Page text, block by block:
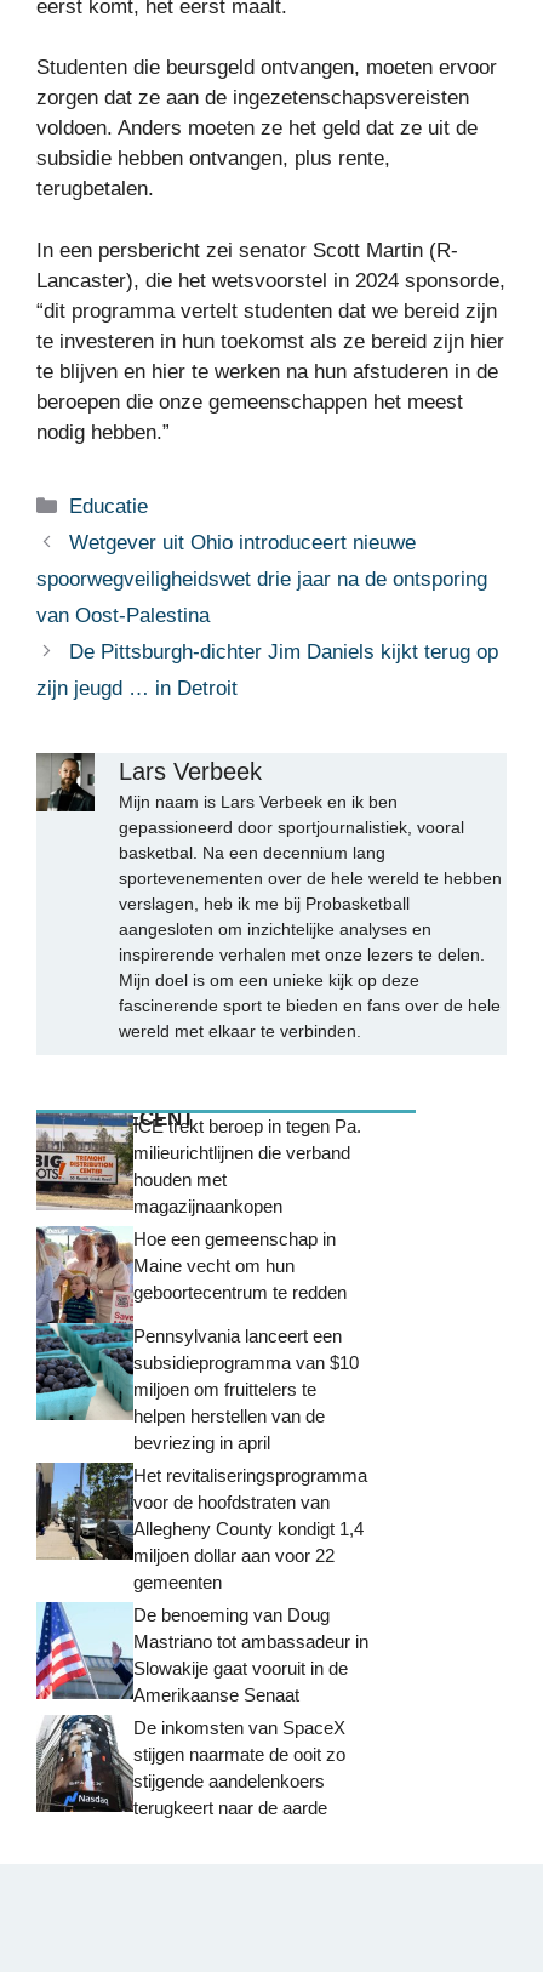
eerst komt, het eerst maalt.
Studenten die beursgeld ontvangen, moeten ervoor
zorgen dat ze aan de ingezetenschapsvereisten
voldoen. Anders moeten ze het geld dat ze uit de
subsidie ​​hebben ontvangen, plus rente,
terugbetalen.
In een persbericht zei senator Scott Martin (R-
Lancaster), die het wetsvoorstel in 2024 sponsorde,
“dit programma vertelt studenten dat we bereid zijn
te investeren in hun toekomst als ze bereid zijn hier
te blijven en hier te werken na hun afstuderen in de
beroepen die onze gemeenschappen het meest
nodig hebben.”
Categorieën
Educatie
Wetgever uit Ohio introduceert nieuwe
spoorwegveiligheidswet drie jaar na de ontsporing
van Oost-Palestina
De Pittsburgh-dichter Jim Daniels kijkt terug op
zijn jeugd … in Detroit
Lars Verbeek
Mijn naam is Lars Verbeek en ik ben
gepassioneerd door sportjournalistiek, vooral
basketbal. Na een decennium lang
sportevenementen over de hele wereld te hebben
verslagen, heb ik me bij Probasketball
aangesloten om inzichtelijke analyses en
inspirerende verhalen met onze lezers te delen.
Mijn doel is om een unieke kijk op deze
fascinerende sport te bieden en fans over de hele
wereld met elkaar te verbinden.
MEEST RECENTICE trekt beroep in tegen Pa.
milieurichtlijnen die verband
houden met
magazijnaankopen
Hoe een gemeenschap in
Maine vecht om hun
geboortecentrum te redden
Pennsylvania lanceert een
subsidieprogramma van $10
miljoen om fruittelers te
helpen herstellen van de
bevriezing in april
Het revitaliseringsprogramma
voor de hoofdstraten van
Allegheny County kondigt 1,4
miljoen dollar aan voor 22
gemeenten
De benoeming van Doug
Mastriano tot ambassadeur in
Slowakije gaat vooruit in de
Amerikaanse Senaat
De inkomsten van SpaceX
stijgen naarmate de ooit zo
stijgende aandelenkoers
terugkeert naar de aarde